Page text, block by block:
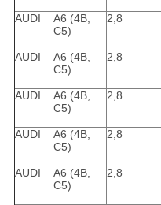
AUDI
A6 (4B,
C5)
2,8
AUDI
A6 (4B,
C5)
2,8
AUDI
A6 (4B,
C5)
2,8
AUDI
A6 (4B,
C5)
2,8
AUDI
A6 (4B,
C5)
2,8